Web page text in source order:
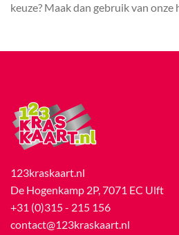
keuze? Maak dan gebruik van onze
123kraskaart.nl
De Hogenkamp 2P, 7071 EC Ulft
+31 (0)315 - 215 156
contact@123kraskaart.nl